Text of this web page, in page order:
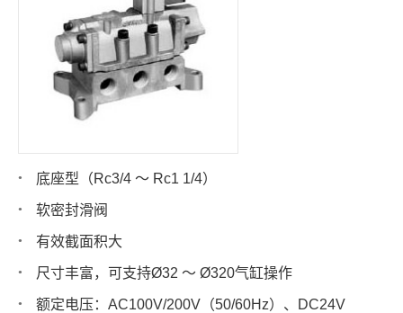
底座型（Rc3/4 ～ Rc1 1/4）
软密封滑阀
有效截面积大
尺寸丰富，可支持Ø32 ～ Ø320气缸操作
额定电压：AC100V/200V（50/60Hz）、DC24V